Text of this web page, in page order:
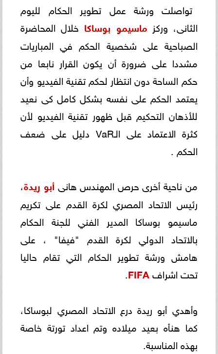
تواصلت ورشة عمل تطوير الحكام لليوم
الثانى، وركزماسيمو بوساكا خلال المحاضرة
الصباحية على شخصية الحكم في المباريات
مشددا على ضرورة أن يكون القرار نابعا من
حكم الساحة دون انتظار لحكم تقنية الفيديو وأن
يعتمد الحكم على نفسه بشكل كامل كى نعيد
للأذهان التحكيم قبل ظهور تقنية الفيديو لأن
كثرة الاعتماد على الـVaR دليل على ضعف
الحكم .
من ناحية أخرى حرص المهندس هانىأبو ريدة،
رئيس الاتحاد المصري لكرة القدم على تكريم
ماسيمو بوساكا المدير الفني للجنة الحكام
بالاتحاد الدولي لكرة القدم "فيفا" ، على
هامش ورشة تطوير الحكام التي تقام حاليا
تحت اشرافFIFA
.
وأهدي أبو ريدة درع الاتحاد المصري لبوساكا،
كما هنأه بعيد ميلاده وتم اعداد تورتة خاصة
بهذه المناسبة.